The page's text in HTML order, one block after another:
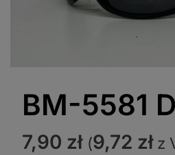
BM-5581 D
7,90 zł (9,72 złz